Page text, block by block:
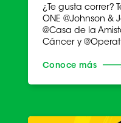
¿Te gusta correr?
ONE @Johnson &
@Casa de la
Cáncer y
Conoce más